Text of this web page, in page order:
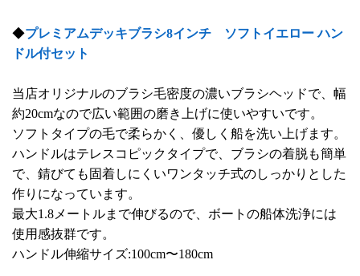
◆プレミアムデッキブラシ8インチ ソフトイエロー ハン
ドル付セット
当店オリジナルのブラシ毛密度の濃いブラシヘッドで、幅
約20cmなので広い範囲の磨き上げに使いやすいです。
ソフトタイプの毛で柔らかく、優しく船を洗い上げます。
ハンドルはテレスコピックタイプで、ブラシの着脱も簡単
で、錆びても固着しにくいワンタッチ式のしっかりとした
作りになっています。
最大1.8メートルまで伸びるので、ボートの船体洗浄には
使用感抜群です。
ハンドル伸縮サイズ:100cm〜180cm